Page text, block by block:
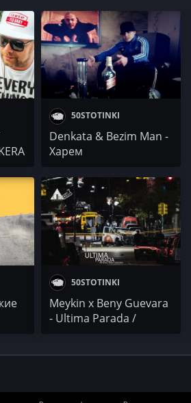
50STOTINKI
Denkata & Bezim Man -
Харем
50STOTINKI
Meykin x Beny Guevara
- Ultima Parada /